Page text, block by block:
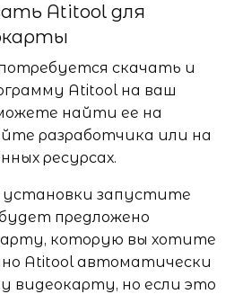
Atitool для
скачать и
Atitool на ваш
найти ее на
разработчика или на
ресурсах.
установки запустите
предложено
которую вы хотите
Atitool автоматически
видеокарту, но если это